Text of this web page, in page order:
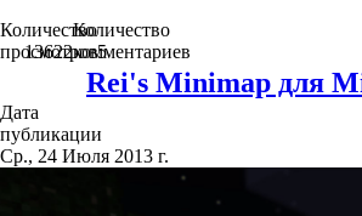
Количество
просмотров
13622
Количество
комментариев
5
Rei's Minimap для
Дата
публикации
Ср., 24 Июля 2013 г.